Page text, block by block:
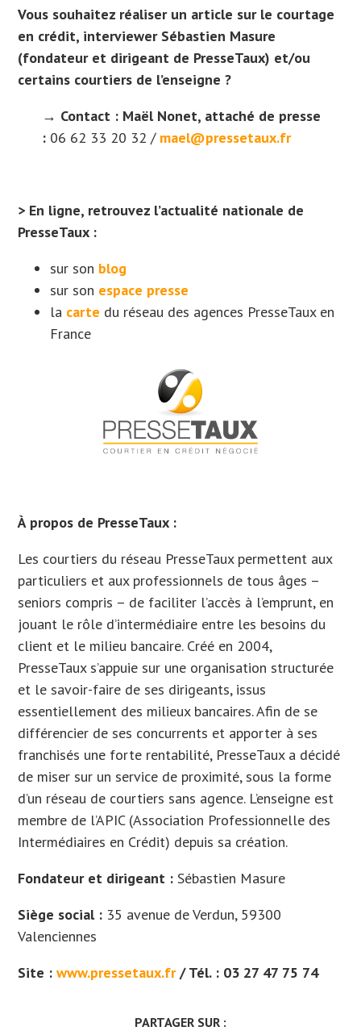
Vous souhaitez réaliser un article sur le courtage
en crédit, interviewer Sébastien Masure
(fondateur et dirigeant de PresseTaux) et/ou
certains courtiers de l’enseigne ?
→ Contact : Maël Nonet, attaché de presse
: 06 62 33 20 32 / mael@pressetaux.fr
> En ligne, retrouvez l’actualité nationale de
PresseTaux :
sur son blog
sur son espace presse
la carte du réseau des agences PresseTaux en
France
À propos de PresseTaux :
Les courtiers du réseau PresseTaux permettent aux
particuliers et aux professionnels de tous âges –
seniors compris – de faciliter l’accès à l’emprunt, en
jouant le rôle d’intermédiaire entre les besoins du
client et le milieu bancaire. Créé en 2004,
PresseTaux s’appuie sur une organisation structurée
et le savoir-faire de ses dirigeants, issus
essentiellement des milieux bancaires. Afin de se
différencier de ses concurrents et apporter à ses
franchisés une forte rentabilité, PresseTaux a décidé
de miser sur un service de proximité, sous la forme
d’un réseau de courtiers sans agence. L’enseigne est
membre de l’APIC (Association Professionnelle des
Intermédiaires en Crédit) depuis sa création.
Fondateur et dirigeant : Sébastien Masure
Siège social : 35 avenue de Verdun, 59300
Valenciennes
Site :www.pressetaux.fr/ Tél. : 03 27 47 75 74